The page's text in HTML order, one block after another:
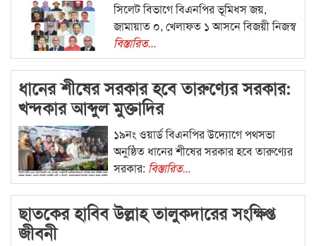
সিলেট বিভাগে বিএনপির ভূমিধস জয়,
জামায়াত ০, খেলাফত ১ আসনে বিজয়ী নিজস্ব
বিস্তারিত...
ধানের শীষের সরকার হবে তারুণ্যের সরকার:
খন্দকার আব্দুল মুক্তাদির
১৯নং ওয়ার্ড বিএনপির উদ্যোগে পথসভা
অনুষ্ঠিত ধানের শীষের সরকার হবে তারুণ্যের
সরকার: বিস্তারিত...
ছাতকের হাবিব উল্লাহ তালুকদারের সংক্ষিপ্ত
জীবনী